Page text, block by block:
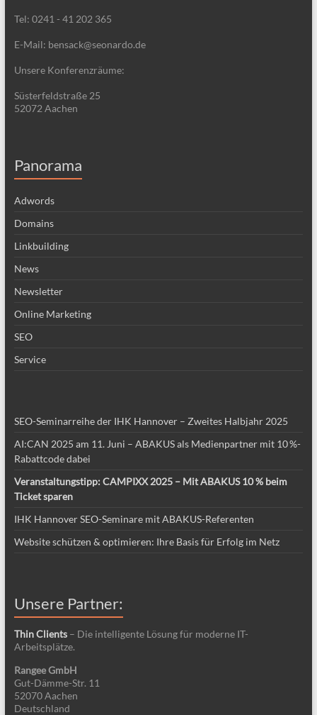
Tel: 0241 - 41 202 365
E-Mail: bensack@seonardo.de
Unsere Konferenzräume:
Süsterfeldstraße 25
52072 Aachen
Panorama
Adwords
Domains
Linkbuilding
News
Newsletter
Online Marketing
SEO
Service
SEO-Seminarreihe der IHK Hannover – Zweites Halbjahr 2025
AI:CAN 2025 am 11. Juni – ABAKUS als Medienpartner mit 10 %-
Rabattcode dabei
Veranstaltungstipp: CAMPIXX 2025 – Mit ABAKUS 10 % beim
Ticket sparen
IHK Hannover SEO-Seminare mit ABAKUS-Referenten
Website schützen & optimieren: Ihre Basis für Erfolg im Netz
Unsere Partner:
Thin Clients – Die intelligente Lösung für moderne IT-
Arbeitsplätze.
Rangee GmbH
Gut-Dämme-Str. 11
52070 Aachen
Deutschland